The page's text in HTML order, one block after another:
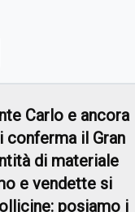
Carlo e ancora
conferma il Gran
di materiale
e vendette si
posiamo i